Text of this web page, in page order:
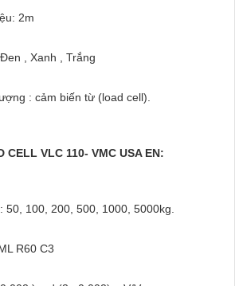
2m
, Xanh , Trắng
: cảm biến từ (load cell).
CELL VLC 110- VMC USA EN:
50, 100, 200, 500, 1000, 5000kg.
R60 C3